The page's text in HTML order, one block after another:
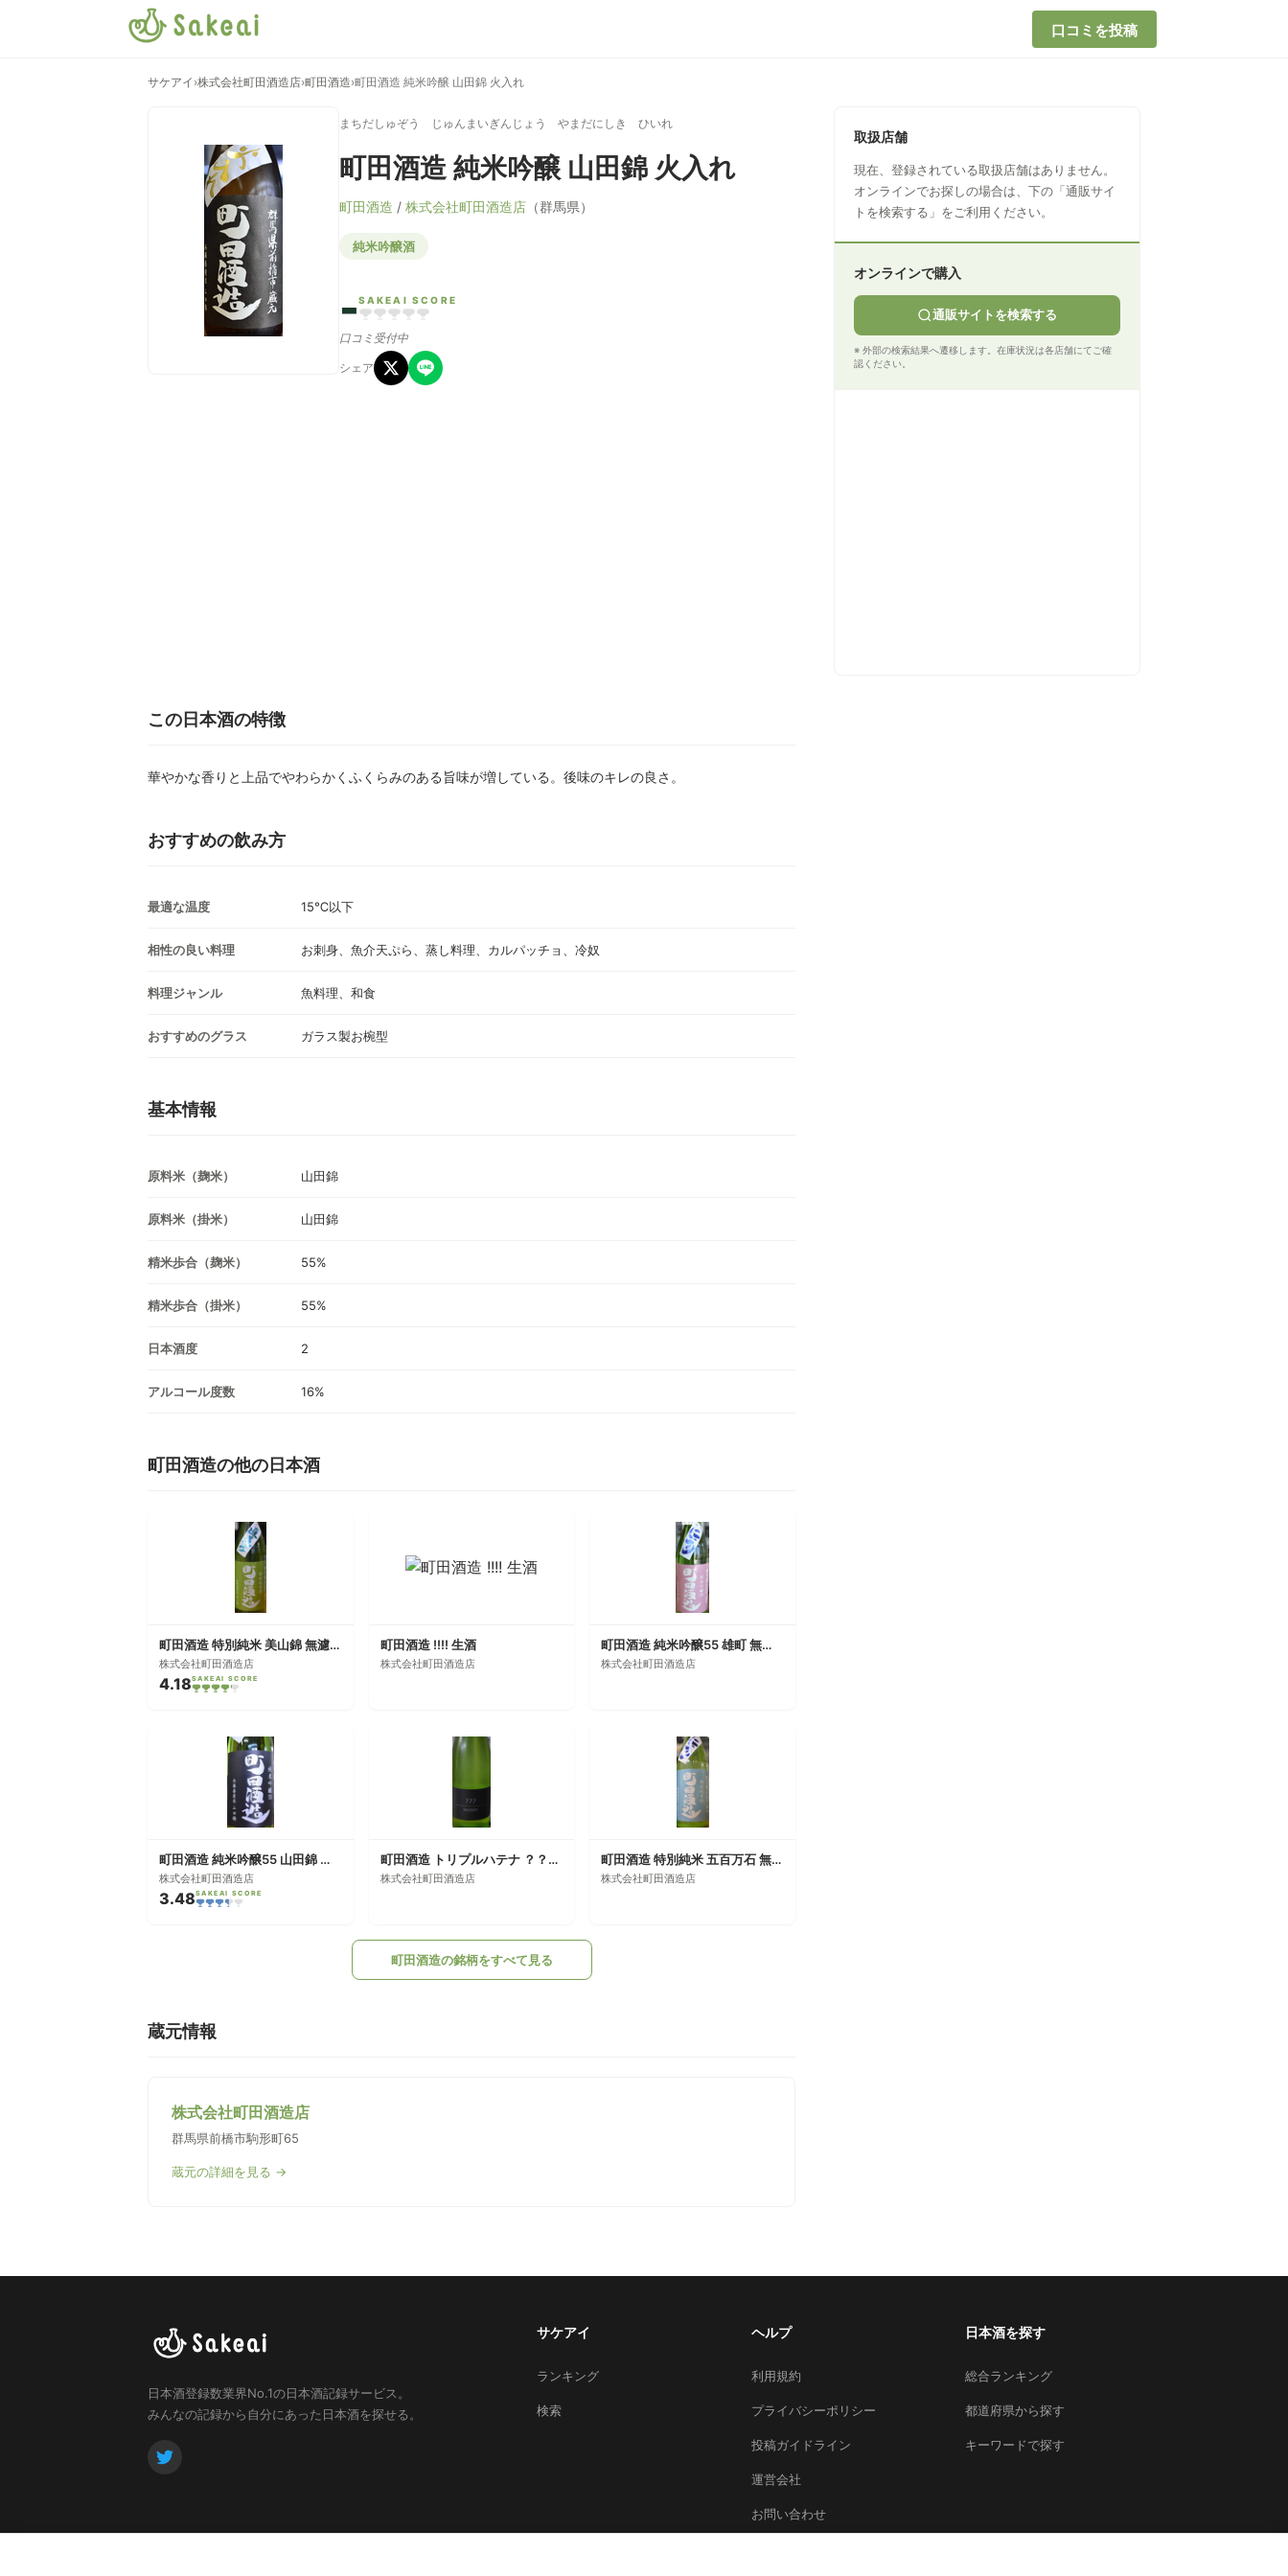
口コミを投稿
サケアイ ›株式会社町田酒造店›町田酒造›町田酒造 純米吟醸 山田錦 火入れ
まちだしゅぞう じゅんまいぎんじょう やまだにしき ひいれ
町田酒造 純米吟醸 山田錦 火入れ
町田酒造 / 株式会社町田酒造店 （群馬県）
純米吟醸酒
-SAKEAI SCORE
口コミ受付中
シェア
取扱店舗
現在、登録されている取扱店舗はありません。
オンラインでお探しの場合は、下の「通販サイ
トを検索する」をご利用ください。
オンラインで購入
通販サイトを検索する
※ 外部の検索結果へ遷移します。在庫状況は各店舗にてご確
認ください。
この日本酒の特徴
華やかな香りと上品でやわらかくふくらみのある旨味が増している。後味のキレの良さ。
おすすめの飲み方
最適な温度 15℃以下
相性の良い料理 お刺身、魚介天ぷら、蒸し料理、カルパッチョ、冷奴
料理ジャンル 魚料理、和食
おすすめのグラス ガラス製お椀型
基本情報
原料米（麹米） 山田錦
原料米（掛米） 山田錦
精米歩合（麹米） 55%
精米歩合（掛米） 55%
日本酒度 2
アルコール度数 16%
町田酒造の他の日本酒
町田酒造 特別純米 美山錦 無濾過生酒 限定直汲み
株式会社町田酒造店
4.18SAKEAI SCORE
町田酒造 !!!! 生酒
株式会社町田酒造店
町田酒造 純米吟醸55 雄町 無濾過生酒 活性にごり
株式会社町田酒造店
町田酒造 純米吟醸55 山田錦 無濾過生酒
株式会社町田酒造店
3.48SAKEAI SCORE
町田酒造 トリプルハテナ ？？？ 生
株式会社町田酒造店
町田酒造 特別純米 五百万石 無濾過生酒 限定にごり
株式会社町田酒造店
町田酒造の銘柄をすべて見る
蔵元情報
株式会社町田酒造店
群馬県前橋市駒形町65
蔵元の詳細を見る →
日本酒登録数業界No.1の日本酒記録サービス。
みんなの記録から自分にあった日本酒を探せる。
サケアイ
ランキング
検索
ヘルプ
利用規約
プライバシーポリシー
投稿ガイドライン
運営会社
お問い合わせ
日本酒を探す
総合ランキング
都道府県から探す
キーワードで探す